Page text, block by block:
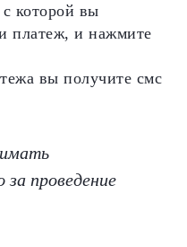
которой вы
платеж, и нажмите
вы получите смс
проведение